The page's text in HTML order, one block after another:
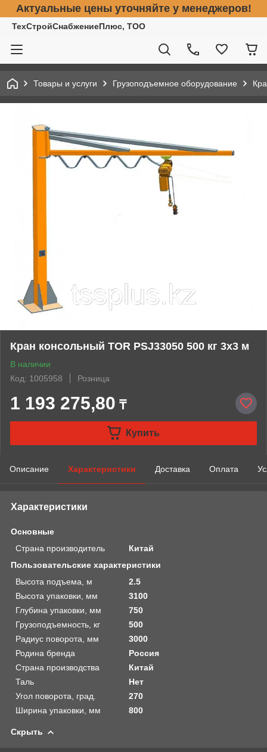
Актуальные цены уточняйте у менеджеров!
ТехСтройСнабжениеПлюс, ТОО
Товары и услуги Грузоподъемное оборудование
Кран консольный TOR PSJ33050 500 кг 3x3 м
В наличии
Код: 1005958
Розница
1 193 275,80 ₸
Купить
Описание Характеристики Доставка Оплата
Характеристики
Основные
Страна производитель
Китай
Пользовательские характеристики
Высота подъема, м
2.5
Высота упаковки, мм
3100
Глубина упаковки, мм
750
Грузоподъемность, кг
500
Радиус поворота, мм
3000
Родина бренда
Россия
Страна производства
Китай
Таль
Нет
Угол поворота, град.
270
Ширина упаковки, мм
800
Скрыть